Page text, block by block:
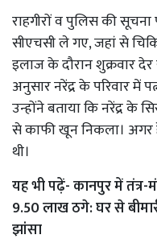
राहगीरों व पुलिस की
सीएचसी ले गए, जहां से
इलाज के दौरान शुक्रवार
अनुसार नरेंद्र के परिवार में
उन्होंने बताया कि नरेंद्र के
से काफी खून निकला। अगर
थी।
यह भी पढ़ें- कानपुर में
9.50 लाख ठगे: घर से
झांसा